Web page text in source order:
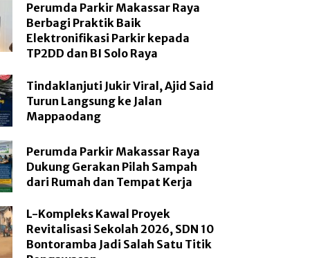
Perumda Parkir Makassar Raya
Berbagi Praktik Baik
Elektronifikasi Parkir kepada
TP2DD dan BI Solo Raya
Tindaklanjuti Jukir Viral, Ajid Said
Turun Langsung ke Jalan
Mappaodang
Perumda Parkir Makassar Raya
Dukung Gerakan Pilah Sampah
dari Rumah dan Tempat Kerja
L-Kompleks Kawal Proyek
Revitalisasi Sekolah 2026, SDN 10
Bontoramba Jadi Salah Satu Titik